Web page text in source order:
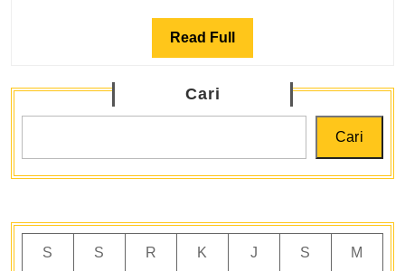
dan
Lingkungan
Read Full Read
Full
Cari
Cari
S S R K J S M